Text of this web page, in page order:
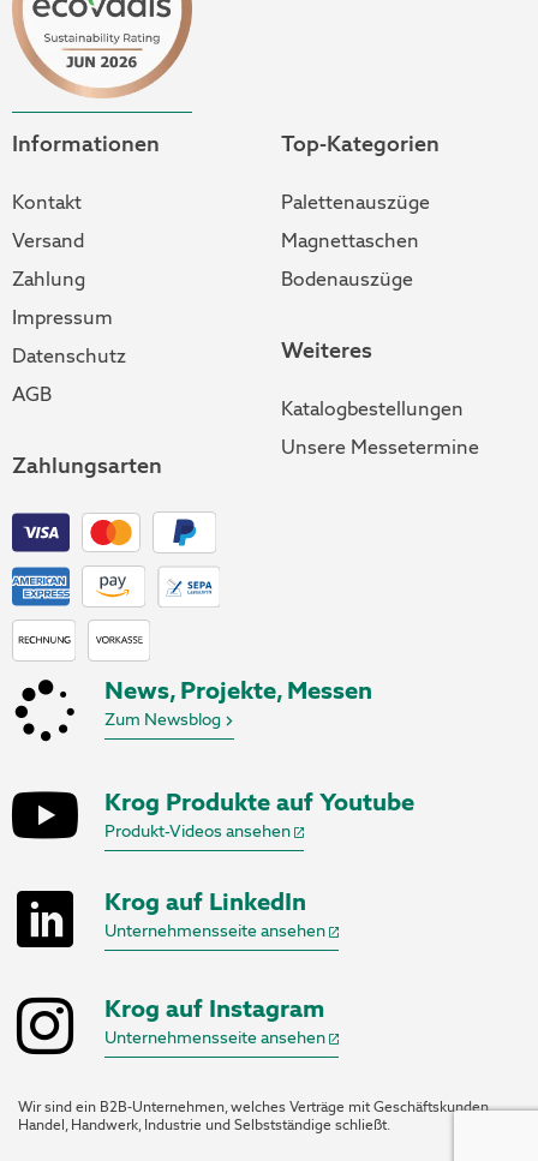
Informationen
Kontakt
Versand
Zahlung
Impressum
Datenschutz
AGB
Zahlungsarten
Top-Kategorien
Palettenauszüge
Magnettaschen
Bodenauszüge
Weiteres
Katalogbestellungen
Unsere Messetermine
News, Projekte, Messen
Zum Newsblog
Krog Produkte auf Youtube
Produkt-Videos ansehen
Krog auf LinkedIn
Unternehmensseite ansehen
Krog auf Instagram
Unternehmensseite ansehen
Wir sind ein B2B-Unternehmen, welches Verträge mit Geschäftskunden,
Handel, Handwerk, Industrie und Selbstständige schließt.